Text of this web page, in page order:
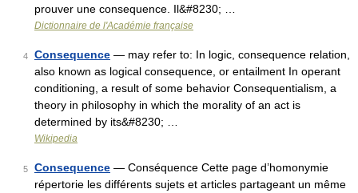
prouver une consequence. Il&#8230; …
Dictionnaire de l'Académie française
4 Consequence — may refer to: In logic, consequence relation,
also known as logical consequence, or entailment In operant
conditioning, a result of some behavior Consequentialism, a
theory in philosophy in which the morality of an act is
determined by its&#8230; …
Wikipedia
5 Consequence — Conséquence Cette page d’homonymie
répertorie les différents sujets et articles partageant un même